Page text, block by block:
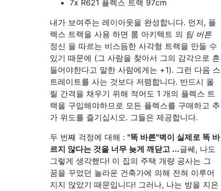
7x R621 플렉스 트랙 97cm
내가 보여주는 레이아웃을 완성합니다. 먼저, 플
렉스 트랙을 사용 하면 룸 아키텍트 의 팀 버튼
정신 을 따르는 비스듬한 사각형 트랙을 만들 수
있기 때문에 (그 사람을 찾아서 그의 감각으로 흔
들어야한다고 말한 사람에게는 +1). 그런 다음 스
트레이트를 사는 것보다 저렴합니다. 반드시 올
릴 간격을 채우기 위해 적어도 1 개의 플렉스 트
랙을 구입해야하므로 모든 플렉스를 구매하고 추
가 위도를 즐기십시오. 그들은 제공합니다.
두 번째 걱정에 대해 : "똑 바른"벽이 실제로 똑 바
르지 않다는 것을 너무 늦게 깨닫고 ...글쎄, 나도
그렇게 생각했다! 이 집의 주택 개량 공사는 그
꿈을 꾸었던 놀라운 건축가에 의해 전혀 이루어
지지 않았기 때문입니다! 그러나, 나는 방을 지은